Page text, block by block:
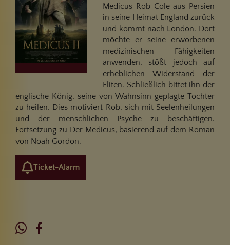
Medicus Rob Cole aus Persien
in seine Heimat England zurück
und kommt nach London. Dort
möchte er seine erworbenen
medizinischen Fähigkeiten
anwenden, stößt jedoch auf
erheblichen Widerstand der
Eliten. Schließlich bittet ihn der
englische König, seine von Wahnsinn geplagte Tochter
zu heilen. Dies motiviert Rob, sich mit Seelenheilungen
und der menschlichen Psyche zu beschäftigen.
Fortsetzung zu Der Medicus, basierend auf dem Roman
von Noah Gordon.
Ticket-Alarm